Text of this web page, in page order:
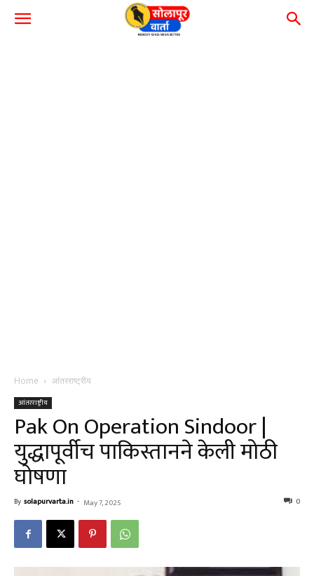
Home आंतरराष्ट्रीय
आंतरराष्ट्रीय
Pak On Operation Sindoor |
युद्धापूर्वीच पाकिस्तानने केली मोठी
घोषणा
By solapurvarta.in - May 7, 2025 0